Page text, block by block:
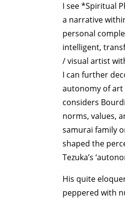
I see *Spiritual
a narrative
personal
intelligent,
/ visual artist
I can further
autonomy of art
considers
norms, values,
samurai family
shaped the
Tezuka’s
His quite
peppered with